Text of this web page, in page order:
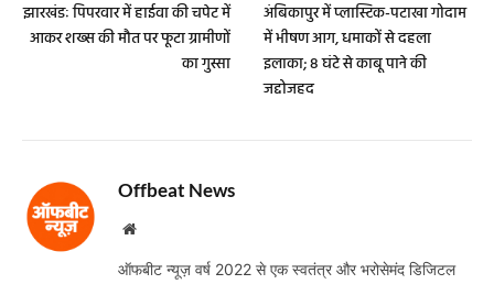
झारखंडः पिपरवार में हाईवा की चपेट में
आकर शख्स की मौत पर फूटा ग्रामीणों
का गुस्सा
अंबिकापुर में प्लास्टिक-पटाखा गोदाम
में भीषण आग, धमाकों से दहला
इलाका; 8 घंटे से काबू पाने की
जद्दोजहद
Offbeat News
Website
ऑफबीट न्यूज़ वर्ष 2022 से एक स्वतंत्र और भरोसेमंद डिजिटल